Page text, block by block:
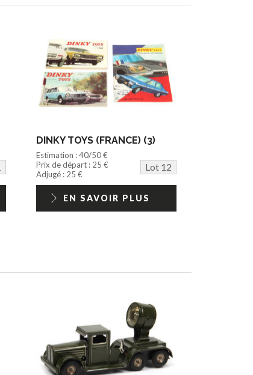
DINKY TOYS (FRANCE) (3)
Estimation : 40/50 €
Prix de départ : 25 €
Lot 12
Adjugé : 25 €
EN SAVOIR PLUS